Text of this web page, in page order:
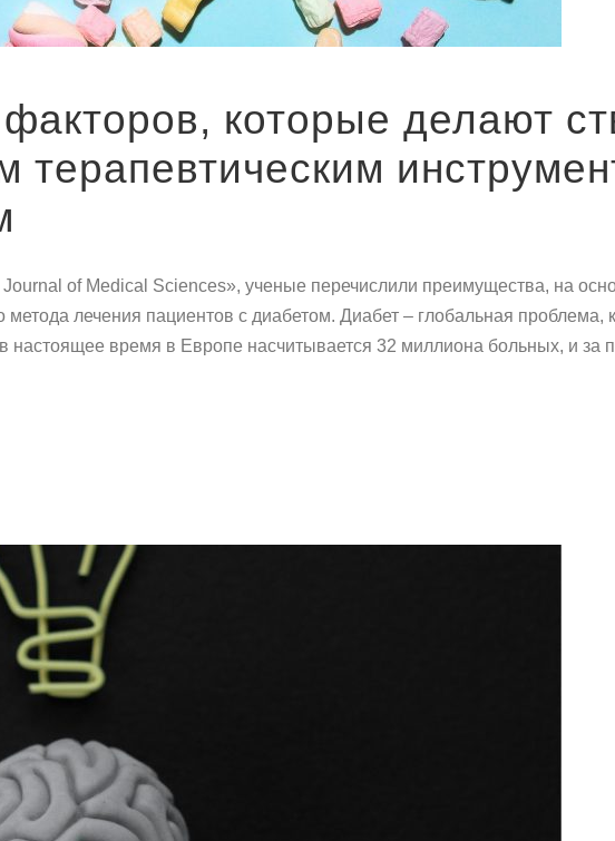
которые делают
терапевтическим
of Medical Sciences», ученые перечислили преимущества, на
лечения пациентов с диабетом. Диабет – глобальная проблема,
настоящее время в Европе насчитывается 32 миллиона больных, и за